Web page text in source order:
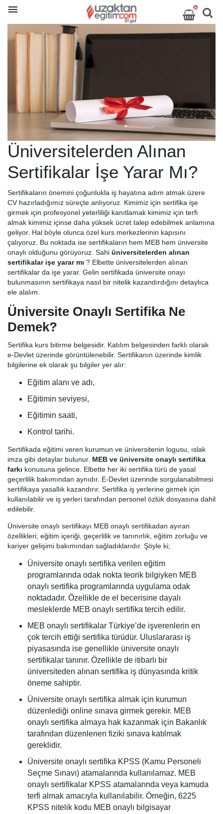
0
Üniversitelerden Alınan
Sertifikalar İşe Yarar Mı?
Sertifikaların önemini çoğunlukla iş hayatına adım atmak üzere
CV hazırladığımız süreçte anlıyoruz. Kimimiz için sertifika işe
girmek için profesyonel yeterliliği kanıtlamak kimimiz için terfi
almak kimimiz içinse daha yüksek ücret talep edebilmek anlamına
geliyor. Hal böyle olunca özel kurs merkezlerinin kapısını
çalıyoruz. Bu noktada ise sertifikaların hem MEB hem üniversite
onaylı olduğunu görüyoruz. Sahi üniversitelerden alınan
sertifikalar işe yarar mı ? Elbette üniversitelerden alınan
sertifikalar da işe yarar. Gelin sertifikada üniversite onayı
bulunmasının sertifikaya nasıl bir nitelik kazandırdığını detaylıca
ele alalım.
Üniversite Onaylı Sertifika Ne
Demek?
Sertifika kurs bitirme belgesidir. Katılım belgesinden farklı olarak
e-Devlet üzerinde görüntülenebilir. Sertifikanın üzerinde kimlik
bilgilerine ek olarak şu bilgiler yer alır:
Eğitim alanı ve adı,
Eğitimin seviyesi,
Eğitimin saati,
Kontrol tarihi.
Sertifikada eğitimi veren kurumun ve üniversitenin logusu, ıslak
imza gibi detaylar bulunur. MEB ve üniversite onaylı sertifika
farkı konusuna gelince. Elbette her iki sertifika türü de yasal
geçerlilik bakımından aynıdır. E-Devlet üzerinde sorgulanabilmesi
sertifikaya yasallık kazandırır. Sertifika iş yerlerine girmek için
kullanılabilir ve iş yerleri tarafından personel özlük dosyasına dahil
edilebilir.
Üniversite onaylı sertifikayı MEB onaylı sertifikadan ayıran
özellikleri; eğitim içeriği, geçerlilik ve tanınırlık, eğitim zorluğu ve
kariyer gelişimi bakımından sağladıklarıdır. Şöyle ki;
Üniversite onaylı sertifika verilen eğitim
programlarında odak nokta teorik bilgiyken MEB
onaylı sertifika programlarında uygulama odak
noktadadır. Özellikle de el becerisine dayalı
mesleklerde MEB onaylı sertifika tercih edilir.
MEB onaylı sertifikalar Türkiye’de işverenlerin en
çok tercih ettiği sertifika türüdür. Uluslararası iş
piyasasında ise genellikle üniversite onaylı
sertifikalar tanınır. Özellikle de itibarlı bir
üniversiteden alınan sertifika iş dünyasında kritik
öneme sahiptir.
Üniversite onaylı sertifika almak için kurumun
düzenlediği online sınava girmek gerekir. MEB
onaylı sertifika almaya hak kazanmak için Bakanlık
tarafından düzenlenen fiziki sınava katılmak
gereklidir.
Üniversite onaylı sertifika KPSS (Kamu Personeli
Seçme Sınavı) atamalarında kullanılamaz. MEB
onaylı sertifikalar KPSS atamalarında veya kamuda
terfi almak amacıyla kullanılabilir. Örneğin, 6225
KPSS nitelik kodu MEB onaylı bilgisayar